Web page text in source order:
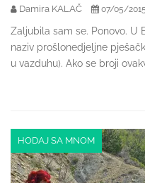
Damira KALAČ 07/05/2015
Zaljubila sam se. Ponovo. U
naziv prošlonedjeljne
u vazduhu). Ako se broji
HODAJ SA MNOM